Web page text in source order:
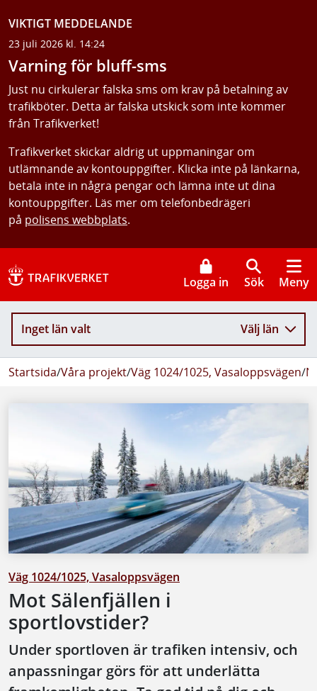
VIKTIGT MEDDELANDE
23 juli 2026 kl. 14:24
Varning för bluff-sms
Just nu cirkulerar falska sms om krav på betalning av
trafikböter. Detta är falska utskick som inte kommer
från Trafikverket!
Trafikverket skickar aldrig ut uppmaningar om
utlämnande av kontouppgifter. Klicka inte på länkarna,
betala inte in några pengar och lämna inte ut dina
kontouppgifter. Läs mer om telefonbedrägeri
på polisens webbplats.
Logga in Sök Meny
Inget län valt Välj län
Startsida/Våra projekt/Väg 1024/1025, Vasaloppsvägen/
Väg 1024/1025, Vasaloppsvägen
Mot Sälenfjällen i
sportlovstider?
Under sportloven är trafiken intensiv, och
anpassningar görs för att underlätta